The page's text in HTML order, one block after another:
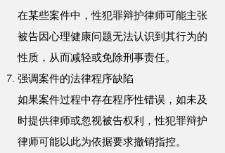
在某些案件中，性犯罪辩护律师可能主张
被告因心理健康问题无法认识到其行为的
性质，从而减轻或免除刑事责任。
强调案件的法律程序缺陷
如果案件过程中存在程序性错误，如未及
时提供律师或忽视被告权利，性犯罪辩护
律师可能以此为依据要求撤销指控。